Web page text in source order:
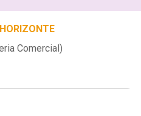
Comercial)